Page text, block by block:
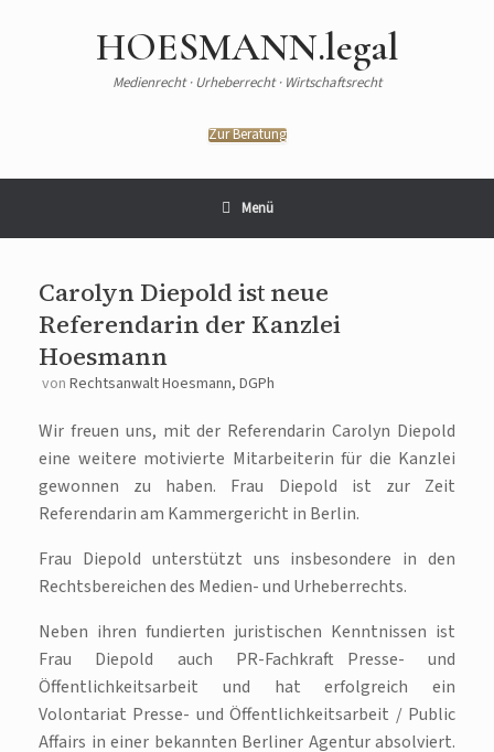
HOESMANN.legal
Medienrecht · Urheberrecht · Wirtschaftsrecht
Zur Beratung
Menü
Carolyn Diepold ist neue
Referendarin der Kanzlei
Hoesmann
von Rechtsanwalt Hoesmann, DGPh
Wir freuen uns, mit der Referendarin Carolyn Diepold
eine weitere motivierte Mitarbeiterin für die Kanzlei
gewonnen zu haben. Frau Diepold ist zur Zeit
Referendarin am Kammergericht in Berlin.
Frau Diepold unterstützt uns insbesondere in den
Rechtsbereichen des Medien- und Urheberrechts.
Neben ihren fundierten juristischen Kenntnissen ist
Frau Diepold auch PR-Fachkraft Presse- und
Öffentlichkeitsarbeit und hat erfolgreich ein
Volontariat Presse- und Öffentlichkeitsarbeit / Public
Affairs in einer bekannten Berliner Agentur absolviert.